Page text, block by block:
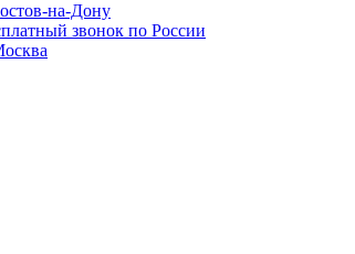
на-Дону
звонок по России